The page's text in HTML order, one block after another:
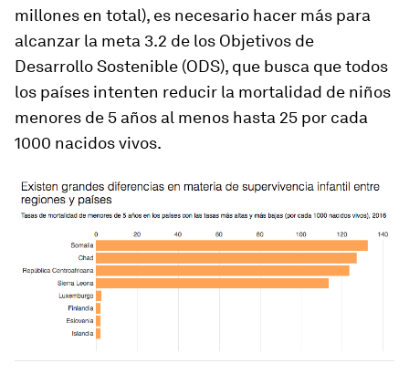
millones en total), es necesario hacer más para
alcanzar la meta 3.2 de los Objetivos de
Desarrollo Sostenible (ODS), que busca que todos
los países intenten reducir la mortalidad de niños
menores de 5 años al menos hasta 25 por cada
1000 nacidos vivos.